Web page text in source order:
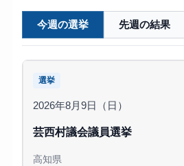
今週の選挙 先週の結果
選挙
2026年8月9日（日）
芸西村議会議員選挙
高知県